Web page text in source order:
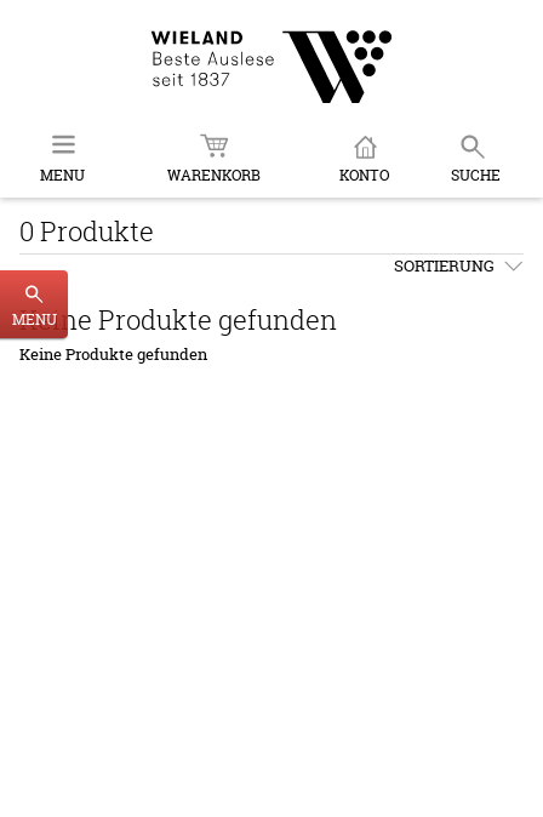
MENU WARENKORB KONTO SUCHE
MENU
0 Produkte
SORTIERUNG
Keine Produkte gefunden
Keine Produkte gefunden